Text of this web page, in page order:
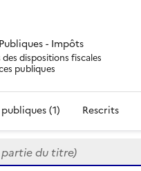
- Impôts
dispositions fiscales
publiques
(1) Rescrits
du titre)